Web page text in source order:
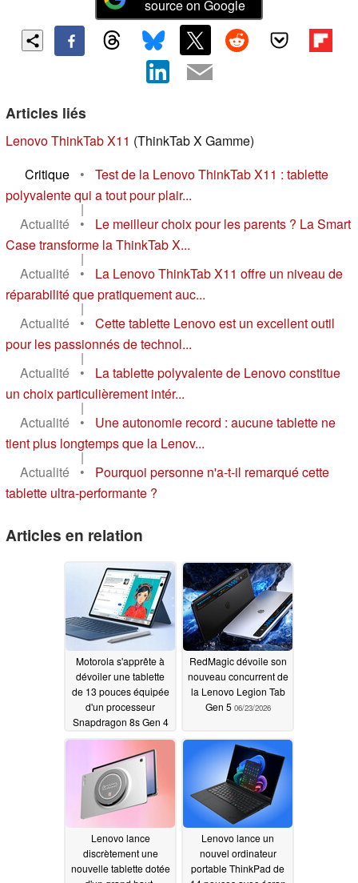
source on Google
Articles liés
Lenovo ThinkTab X11 (ThinkTab X Gamme)
Critique
•
Test de la Lenovo ThinkTab X11 : tablette
polyvalente qui a tout pour plair...
|
Actualité
•
Le meilleur choix pour les parents ? La Smart
Case transforme la ThinkTab X...
|
Actualité
•
La Lenovo ThinkTab X11 offre un niveau de
réparabilité que pratiquement auc...
|
Actualité
•
Cette tablette Lenovo est un excellent outil
pour les passionnés de technol...
|
Actualité
•
La tablette polyvalente de Lenovo constitue
un choix particulièrement intér...
|
Actualité
•
Une autonomie record : aucune tablette ne
tient plus longtemps que la Lenov...
|
Actualité
•
Pourquoi personne n'a-t-il remarqué cette
tablette ultra-performante ?
Articles en relation
Motorola s'apprête à
dévoiler une tablette
de 13 pouces équipée
d'un processeur
Snapdragon 8s Gen 4
et d'un écran à 144 Hz
06/25/2026
RedMagic dévoile son
nouveau concurrent de
la Lenovo Legion Tab
Gen 5 06/23/2026
Lenovo lance
discrètement une
nouvelle tablette dotée
Lenovo lance un
nouvel ordinateur
portable ThinkPad de